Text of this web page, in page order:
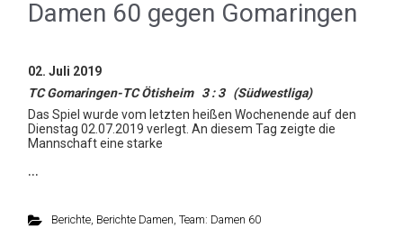
Damen 60 gegen Gomaringen
02. Juli 2019
TC Gomaringen-TC Ötisheim 3 : 3 (Südwestliga)
Das Spiel wurde vom letzten heißen Wochenende auf den
Dienstag 02.07.2019 verlegt. An diesem Tag zeigte die
Mannschaft eine starke
…
Berichte, Berichte Damen, Team: Damen 60